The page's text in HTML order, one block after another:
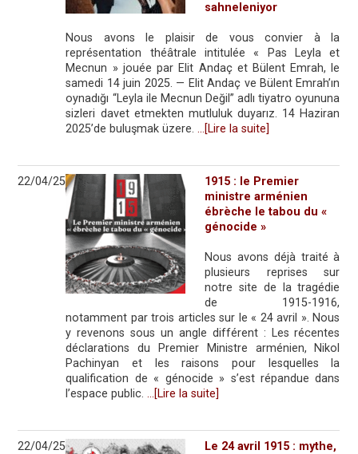
sahneleniyor
Nous avons le plaisir de vous convier à la
représentation théâtrale intitulée « Pas Leyla et
Mecnun » jouée par Elit Andaç et Bülent Emrah, le
samedi 14 juin 2025. — Elit Andaç ve Bülent Emrah’ın
oynadığı “Leyla ile Mecnun Değil” adlı tiyatro oyununa
sizleri davet etmekten mutluluk duyarız. 14 Haziran
2025’de buluşmak üzere. …[Lire la suite]
22/04/25
1915 : le Premier
ministre arménien
ébrèche le tabou du «
génocide »
Nous avons déjà traité à
plusieurs reprises sur
notre site de la tragédie
de 1915-1916,
notamment par trois articles sur le « 24 avril ». Nous
y revenons sous un angle différent : Les récentes
déclarations du Premier Ministre arménien, Nikol
Pachinyan et les raisons pour lesquelles la
qualification de « génocide » s’est répandue dans
l’espace public. …[Lire la suite]
22/04/25
Le 24 avril 1915 : mythe,